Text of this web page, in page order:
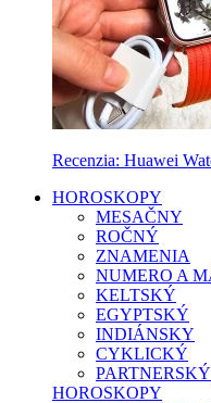
Recenzia: Huawei
HOROSKOPY
MESAČNY
ROČNÝ
ZNAMENIA
NUMERO A
KELTSKÝ
EGYPTSKÝ
INDIÁNSKY
CYKLICKÝ
PARTNERSKÝ
HOROSKOPY